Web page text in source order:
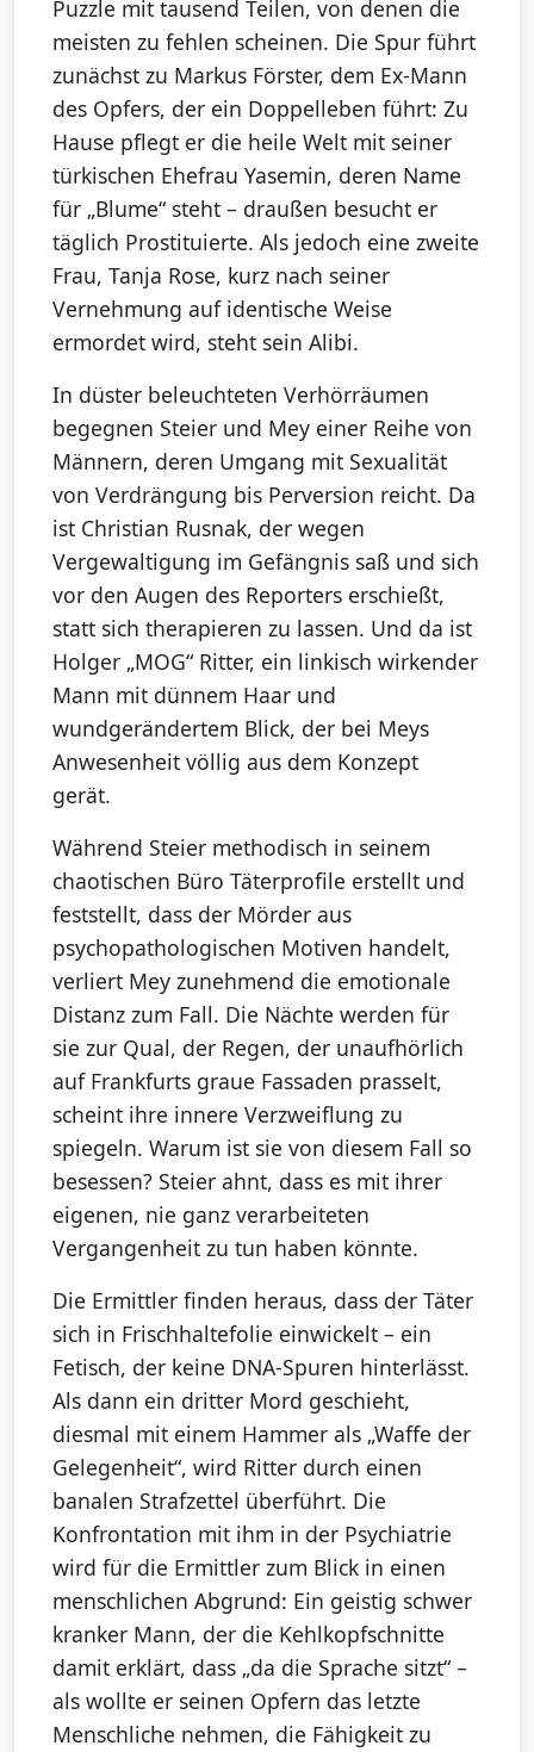
Puzzle mit tausend Teilen, von denen die
meisten zu fehlen scheinen. Die Spur führt
zunächst zu Markus Förster, dem Ex-Mann
des Opfers, der ein Doppelleben führt: Zu
Hause pflegt er die heile Welt mit seiner
türkischen Ehefrau Yasemin, deren Name
für „Blume“ steht – draußen besucht er
täglich Prostituierte. Als jedoch eine zweite
Frau, Tanja Rose, kurz nach seiner
Vernehmung auf identische Weise
ermordet wird, steht sein Alibi.
In düster beleuchteten Verhörräumen
begegnen Steier und Mey einer Reihe von
Männern, deren Umgang mit Sexualität
von Verdrängung bis Perversion reicht. Da
ist Christian Rusnak, der wegen
Vergewaltigung im Gefängnis saß und sich
vor den Augen des Reporters erschießt,
statt sich therapieren zu lassen. Und da ist
Holger „MOG“ Ritter, ein linkisch wirkender
Mann mit dünnem Haar und
wundgerändertem Blick, der bei Meys
Anwesenheit völlig aus dem Konzept
gerät.
Während Steier methodisch in seinem
chaotischen Büro Täterprofile erstellt und
feststellt, dass der Mörder aus
psychopathologischen Motiven handelt,
verliert Mey zunehmend die emotionale
Distanz zum Fall. Die Nächte werden für
sie zur Qual, der Regen, der unaufhörlich
auf Frankfurts graue Fassaden prasselt,
scheint ihre innere Verzweiflung zu
spiegeln. Warum ist sie von diesem Fall so
besessen? Steier ahnt, dass es mit ihrer
eigenen, nie ganz verarbeiteten
Vergangenheit zu tun haben könnte.
Die Ermittler finden heraus, dass der Täter
sich in Frischhaltefolie einwickelt – ein
Fetisch, der keine DNA-Spuren hinterlässt.
Als dann ein dritter Mord geschieht,
diesmal mit einem Hammer als „Waffe der
Gelegenheit“, wird Ritter durch einen
banalen Strafzettel überführt. Die
Konfrontation mit ihm in der Psychiatrie
wird für die Ermittler zum Blick in einen
menschlichen Abgrund: Ein geistig schwer
kranker Mann, der die Kehlkopfschnitte
damit erklärt, dass „da die Sprache sitzt“ –
als wollte er seinen Opfern das letzte
Menschliche nehmen, die Fähigkeit zu